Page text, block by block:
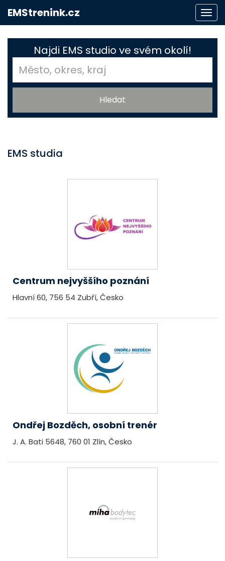
EMStrenink.cz
Najdi EMS studio ve svém okolí!
EMS studia
Centrum nejvyššího poznání
Hlavní 60, 756 54 Zubří, Česko
Ondřej Bozděch, osobní trenér
J. A. Bati 5648, 760 01 Zlín, Česko